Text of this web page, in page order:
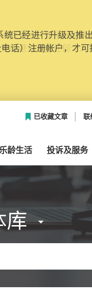
已经进行升级及推
话）注册帐户，才
已收藏文章 联
龄生活 投诉及服务
库